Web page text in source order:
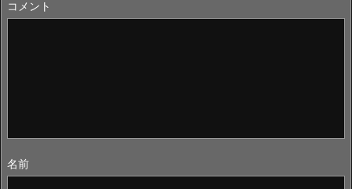
コメント
名前